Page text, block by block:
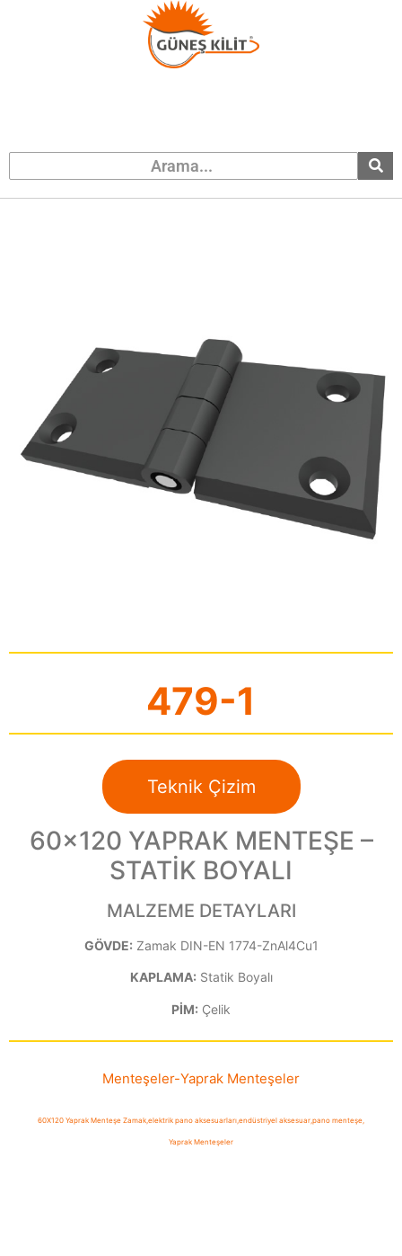
479-1
Teknik Çizim
60×120 YAPRAK MENTEŞE –
STATİK BOYALI
MALZEME DETAYLARI
GÖVDE: Zamak DIN-EN 1774-ZnAl4Cu1
KAPLAMA: Statik Boyalı
PİM: Çelik
Menteşeler-Yaprak Menteşeler
60X120 Yaprak Menteşe Zamak,elektrik pano aksesuarları,endüstriyel aksesuar,pano menteşe,
Yaprak Menteşeler